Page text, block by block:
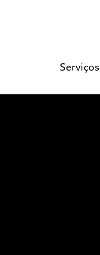
Serviços